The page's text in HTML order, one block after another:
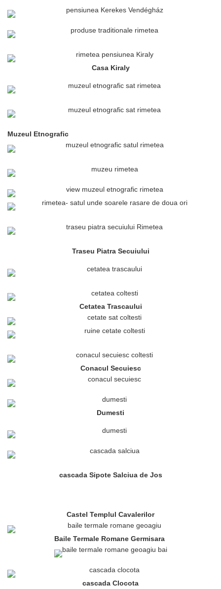
Casa Kiraly
Muzeul Etnografic
Traseu Piatra Secuiului
Cetatea Trascaului
Conacul Secuiesc
Dumesti
cascada Sipote Salciua de Jos
Castel Templul Cavalerilor
Baile Termale Romane Germisara
cascada Clocota